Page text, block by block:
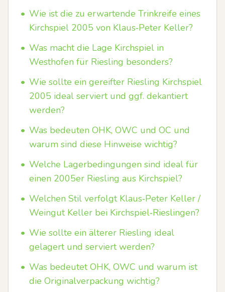
• Wie ist die zu erwartende Trinkreife eines
Kirchspiel 2005 von Klaus‑Peter Keller?
• Was macht die Lage Kirchspiel in
Westhofen für Riesling besonders?
• Wie sollte ein gereifter Riesling Kirchspiel
2005 ideal serviert und ggf. dekantiert
werden?
• Was bedeuten OHK, OWC und OC und
warum sind diese Hinweise wichtig?
• Welche Lagerbedingungen sind ideal für
einen 2005er Riesling aus Kirchspiel?
• Welchen Stil verfolgt Klaus‑Peter Keller /
Weingut Keller bei Kirchspiel‑Rieslingen?
• Wie sollte ein älterer Riesling ideal
gelagert und serviert werden?
• Was bedeutet OHK, OWC und warum ist
die Originalverpackung wichtig?